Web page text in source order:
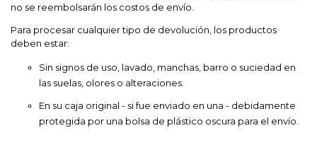
no se reembolsarán los costos de envío.
Para procesar cualquier tipo de devolución, los productos
deben estar:
Sin signos de uso, lavado, manchas, barro o suciedad en
las suelas, olores o alteraciones.
En su caja original - si fue enviado en una - debidamente
protegida por una bolsa de plástico oscura para el envío.